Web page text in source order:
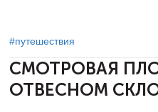
#путешествия
СМОТРОВАЯ
ОТВЕСНОМ